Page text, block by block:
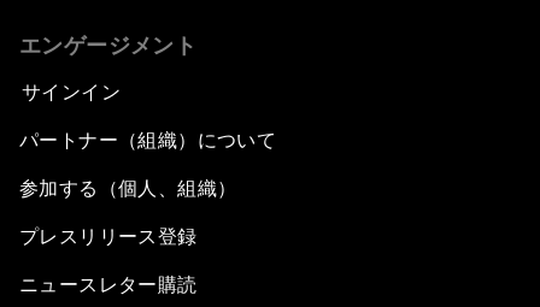
エンゲージメント
サインイン
パートナー（組織）について
参加する（個人、組織）
プレスリリース登録
ニュースレター購読